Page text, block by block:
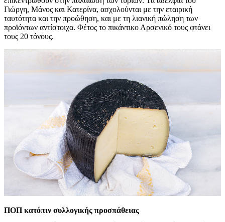
Γιώργη, Μάνος και Κατερίνα, ασχολούνται με την εταιρική
ταυτότητα και την προώθηση, και με τη λιανική πώληση των
προϊόντων αντίστοιχα. Φέτος το πικάντικο Αρσενικό τους φτάνει
τους 20 τόνους.
ΠΟΠ κατόπιν συλλογικής προσπάθειας